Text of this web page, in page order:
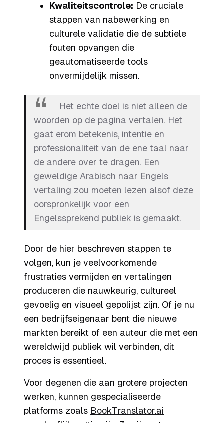
Kwaliteitscontrole: De cruciale
stappen van nabewerking en
culturele validatie die de subtiele
fouten opvangen die
geautomatiseerde tools
onvermijdelijk missen.
Het echte doel is niet alleen de
woorden op de pagina vertalen. Het
gaat erom betekenis, intentie en
professionaliteit van de ene taal naar
de andere over te dragen. Een
geweldige Arabisch naar Engels
vertaling zou moeten lezen alsof deze
oorspronkelijk voor een
Engelssprekend publiek is gemaakt.
Door de hier beschreven stappen te
volgen, kun je veelvoorkomende
frustraties vermijden en vertalingen
produceren die nauwkeurig, cultureel
gevoelig en visueel gepolijst zijn. Of je nu
een bedrijfseigenaar bent die nieuwe
markten bereikt of een auteur die met een
wereldwijd publiek wil verbinden, dit
proces is essentieel.
Voor degenen die aan grotere projecten
werken, kunnen gespecialiseerde
platforms zoals BookTranslator.ai